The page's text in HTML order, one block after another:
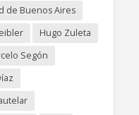
de Buenos Aires
Hugo Zuleta
Segón